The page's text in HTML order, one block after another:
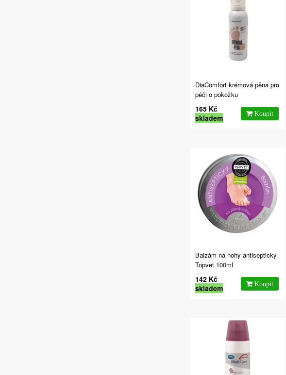
DiaComfort krémová pěna pro
péči o pokožku
165 Kč
skladem
Balzám na nohy antiseptický
Topvet 100ml
142 Kč
skladem